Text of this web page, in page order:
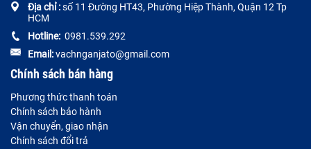
Địa chỉ :số 11 Đường HT43, Phường Hiệp Thành, Quận 12 Tp
HCM
Hotline: 0981.539.292
Email:vachnganjato@gmail.com
Chính sách bán hàng
Phương thức thanh toán
Chính sách bảo hành
Vận chuyển, giao nhận
Chính sách đổi trả